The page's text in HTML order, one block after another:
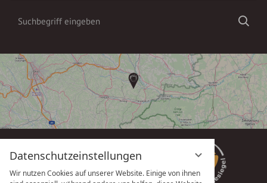
Datenschutzeinstellungen
Wir nutzen Cookies auf unserer Website. Einige von ihnen
Suchbegriff